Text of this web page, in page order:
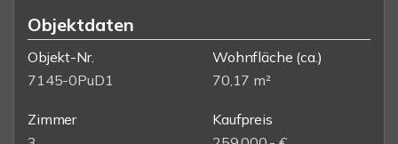
Objektdaten
Objekt-Nr.
7145-0PuD1
Wohnfläche (ca.)
70,17 m²
Zimmer
Kaufpreis